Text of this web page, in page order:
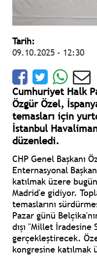
Tarih:
09.10.2025 - 12:30
Cumhuriyet Halk
Özgür Özel,
temasları için
İstanbul
düzenledi.
CHP Genel Başkanı
Enternasyonal
katılmak üzere
Madrid'e gidiyor.
temaslarını
Pazar günü
dışı "Millet İradesine
gerçekleştirecek.
kongresine katılmak